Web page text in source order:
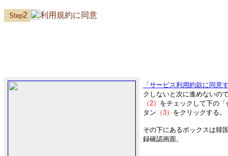
Step2 利用規約に同意
「サービス利用約款に同意
クしないと次に進めないの
（2） をチェックして下の
タン （3） をクリックする。
その下にあるボックスは韓
録確認画面。